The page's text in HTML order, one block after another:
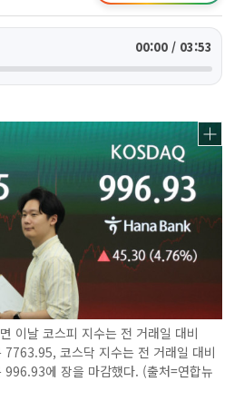
00:00 / 03:53
이날 코스피 지수는 전 거래일 대비
코스닥 지수는 전 거래일 대비
에 장을 마감했다. (출처=연합뉴